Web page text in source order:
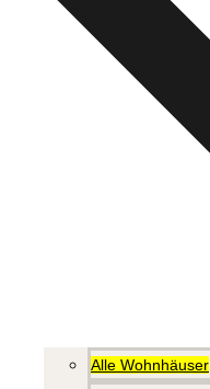
Alle Wohnhäuser